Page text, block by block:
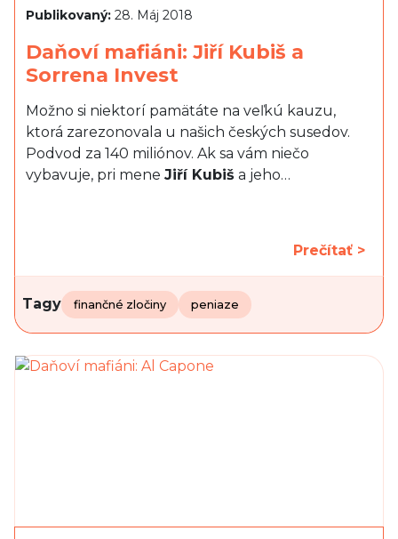
Publikovaný: 28. Máj 2018
Daňoví mafiáni: Jiří Kubiš a
Sorrena Invest
Možno si niektorí pamätáte na veľkú kauzu,
ktorá zarezonovala u našich českých susedov.
Podvod za 140 miliónov. Ak sa vám niečo
vybavuje, pri mene Jiří Kubiš a jeho…
Prečítať >
Tagy finančné zločiny peniaze